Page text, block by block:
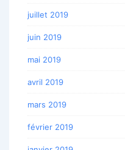
juillet 2019
juin 2019
mai 2019
avril 2019
mars 2019
février 2019